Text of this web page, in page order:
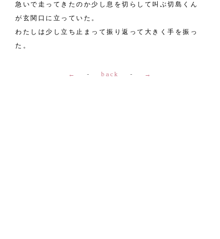
急いで走ってきたのか少し息を切らして叫ぶ切島くん
が玄関口に立っていた。
わたしは少し立ち止まって振り返って大きく手を振っ
た。
← - back - →